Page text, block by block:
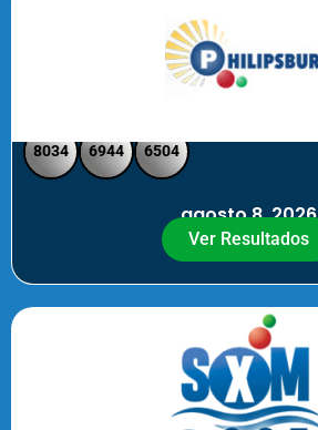
8034 6944 6504
agosto 8, 2026
Ver Resultados